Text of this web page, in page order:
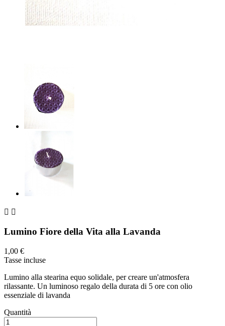
 
Lumino Fiore della Vita alla Lavanda
1,00 €
Tasse incluse
Lumino alla stearina equo solidale, per creare un'atmosfera
rilassante. Un luminoso regalo della durata di 5 ore con olio
essenziale di lavanda
Quantità